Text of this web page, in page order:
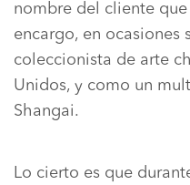
nombre del cliente
encargo, en ocasiones
coleccionista de arte
Unidos, y como un
Shangai.
Lo cierto es que